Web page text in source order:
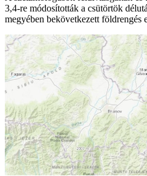
3,4-re módosították a csütörtök
megyében bekövetkezett földrengés